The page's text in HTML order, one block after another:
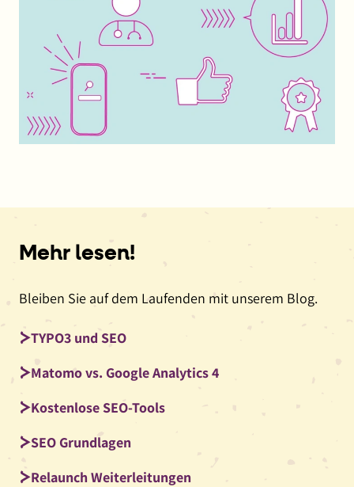
Mehr lesen!
Bleiben Sie auf dem Laufenden mit unserem Blog.
TYPO3 und SEO
Matomo vs. Google Analytics 4
Kostenlose SEO-Tools
SEO Grundlagen
Relaunch Weiterleitungen